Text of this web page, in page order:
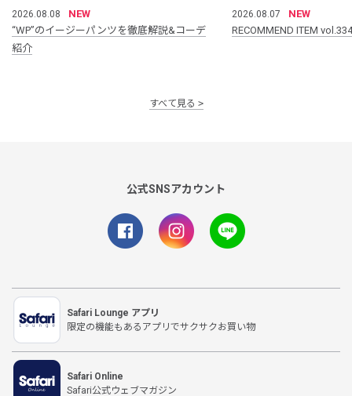
2026.08.08
NEW
“WP”のイージーパンツを徹底解説&コーデ
紹介
2026.08.07
NEW
RECOMMEND ITEM vol.334
すべて見る
公式SNSアカウント
Safari Lounge アプリ
限定の機能もあるアプリでサクサクお買い物
Safari Online
Safari公式ウェブマガジン